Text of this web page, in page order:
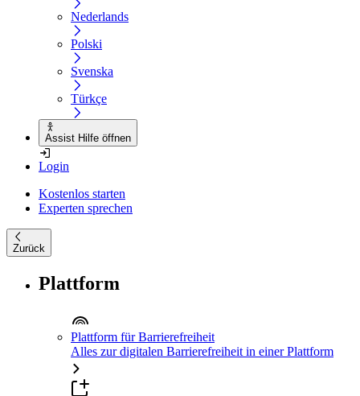
Nederlands
Polski
Svenska
Türkçe
Assist Hilfe öffnen
Login
Kostenlos starten
Experten sprechen
Zurück
Plattform
Plattform für Barrierefreiheit
Alles zur digitalen Barrierefreiheit in einer Plattform